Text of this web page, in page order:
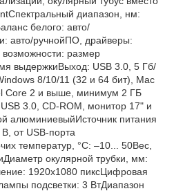
диапазон, нм:
белого: авто/
авто/ручнойПО, драйверы:
размер
выдержкиВыход: USB 3.0, 5 Гб/
8/10/11 (32 и 64 бит), Mac
Core 2 и выше, минимум 2 ГБ
3.0, CD-ROM, монитор 17" и
алюминиевыйИсточник питания
от USB-порта
температур, °С: –10... 50Вес,
окулярной трубки, мм:
1920x1080 пиксЦифровая
подсветки: 3 ВтДиапазон